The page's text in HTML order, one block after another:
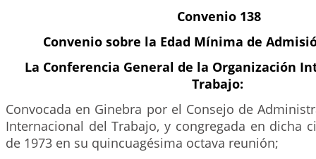
Convenio 138
Convenio sobre la Edad Mínima de
La Conferencia General de la Organización
Trabajo:
Convocada en Ginebra por el Consejo de
Internacional del Trabajo, y congregada en dicha
de 1973 en su quincuagésima octava reunión;